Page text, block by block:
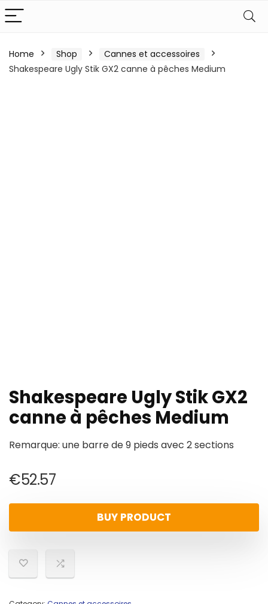
Home Shop
Cannes et accessoires
Shakespeare Ugly Stik GX2 canne à pêches Medium
Shakespeare Ugly Stik GX2
canne à pêches Medium
Remarque: une barre de 9 pieds avec 2 sections
€52.57
BUY PRODUCT